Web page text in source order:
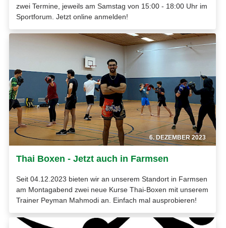
zwei Termine, jeweils am Samstag von 15:00 - 18:00 Uhr im
Sportforum. Jetzt online anmelden!
6. DEZEMBER 2023
Thai Boxen - Jetzt auch in Farmsen
Seit 04.12.2023 bieten wir an unserem Standort in Farmsen
am Montagabend zwei neue Kurse Thai-Boxen mit unserem
Trainer Peyman Mahmodi an. Einfach mal ausprobieren!